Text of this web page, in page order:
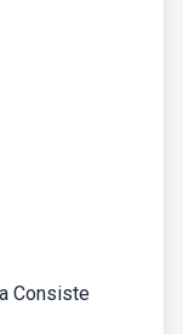
Consiste